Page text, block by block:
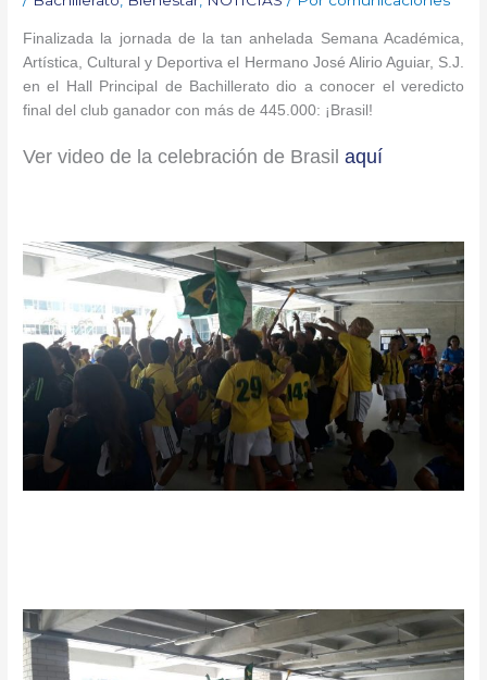
Finalizada la jornada de la tan anhelada Semana Académica,
Artística, Cultural y Deportiva el Hermano José Alirio Aguiar, S.J.
en el Hall Principal de Bachillerato dio a conocer el veredicto
final del club ganador con más de 445.000: ¡Brasil!
Ver video de la celebración de Brasilaquí